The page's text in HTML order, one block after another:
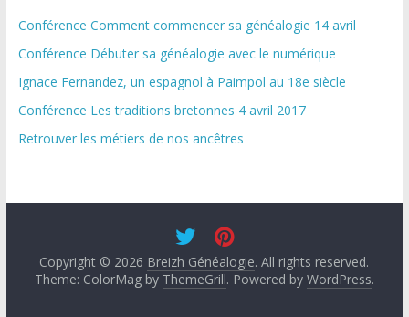
Conférence Comment commencer sa généalogie 14 avril
Conférence Débuter sa généalogie avec le numérique
Ignace Fernandez, un espagnol à Paimpol au 18e siècle
Conférence Les traditions bretonnes 4 avril 2017
Retrouver les métiers de nos ancêtres
Copyright © 2026 Breizh Généalogie. All rights reserved.
Theme: ColorMag by ThemeGrill. Powered by WordPress.